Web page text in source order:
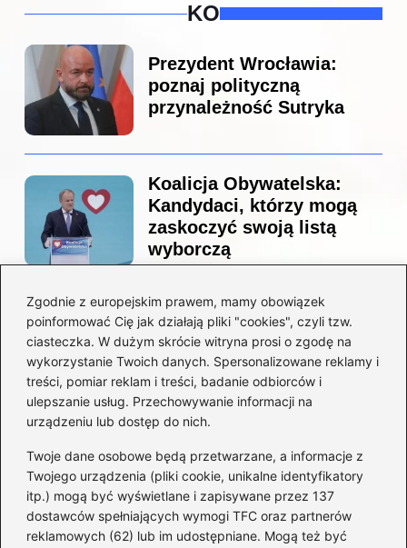
Zgodnie z europejskim prawem, mamy obowiązek
poinformować Cię jak działają pliki "cookies", czyli tzw.
ciasteczka. W dużym skrócie witryna prosi o zgodę na
wykorzystanie Twoich danych. Spersonalizowane reklamy i
treści, pomiar reklam i treści, badanie odbiorców i
ulepszanie usług. Przechowywanie informacji na
urządzeniu lub dostęp do nich.
Twoje dane osobowe będą przetwarzane, a informacje z
Twojego urządzenia (pliki cookie, unikalne identyfikatory
itp.) mogą być wyświetlane i zapisywane przez 137
dostawców spełniających wymogi TFC oraz partnerów
reklamowych (62) lub im udostępniane. Mogą też być
KO
Prezydent Wrocławia:
poznaj polityczną
przynależność Sutryka
Koalicja Obywatelska:
Kandydaci, którzy mogą
zaskoczyć swoją listą
wyborczą
Co naprawdę sprzedał
Tusk? Zaskakujące kulisy
wyprzedaży spółek
państwowych
Borys Budka: odkryj kulisy
jego fascynującej kariery
politycznej